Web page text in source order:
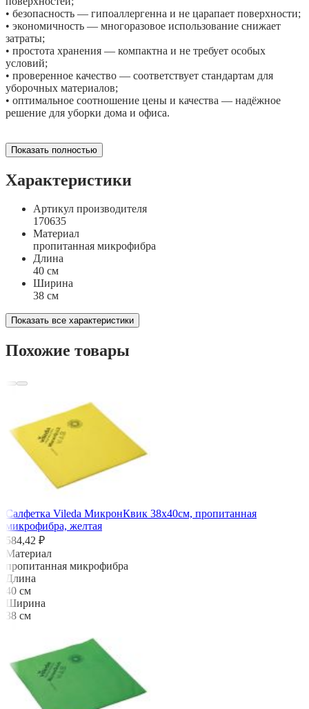
• безопасность — гипоаллергенна и не царапает поверхности;
• экономичность — многоразовое использование снижает
затраты;
• простота хранения — компактна и не требует особых
условий;
• проверенное качество — соответствует стандартам для
уборочных материалов;
• оптимальное соотношение цены и качества — надёжное
решение для уборки дома и офиса.
Показать полностью
Характеристики
Артикул производителя
170635
Материал
пропитанная микрофибра
Длина
40 см
Ширина
38 см
Показать все характеристики
Похожие товары
Салфетка Vileda МикронКвик 38х40см, пропитанная
микрофибра, желтая
584,42 ₽
Материал
пропитанная микрофибра
Длина
40 см
Ширина
38 см